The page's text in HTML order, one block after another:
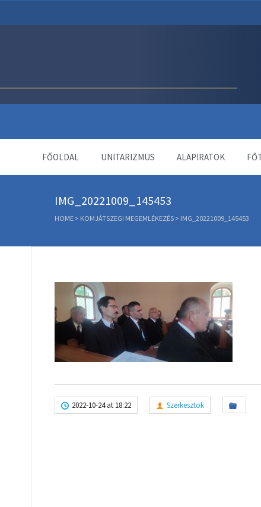
FŐOLDAL UNITARIZMUS ALAPIRATOK
IMG_20221009_145453
HOME > KOMJÁTSZEGI MEGEMLÉKEZÉS > IMG_20221009_145453
2022-10-24 at 18:22 Szerkesztok